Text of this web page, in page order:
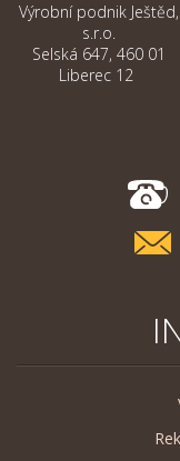
Výrobní podnik Ještěd,
s.r.o.
Selská 647, 460 01
Liberec 12